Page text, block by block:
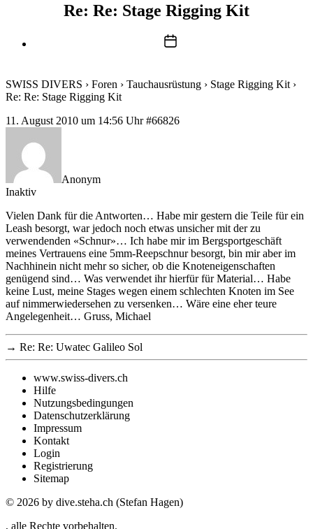
Re: Re: Stage Rigging Kit
Beitragsdatum
SWISS DIVERS › Foren › Tauchausrüstung › Stage Rigging Kit ›
Re: Re: Stage Rigging Kit
11. August 2010 um 14:56 Uhr #66826
Anonym
Inaktiv
Vielen Dank für die Antworten… Habe mir gestern die Teile für ein
Leash besorgt, war jedoch noch etwas unsicher mit der zu
verwendenden «Schnur»… Ich habe mir im Bergsportgeschäft
meines Vertrauens eine 5mm-Reepschnur besorgt, bin mir aber im
Nachhinein nicht mehr so sicher, ob die Knoteneigenschaften
genügend sind… Was verwendet ihr hierfür für Material… Habe
keine Lust, meine Stages wegen einem schlechten Knoten im See
auf nimmerwiedersehen zu versenken… Wäre eine eher teure
Angelegenheit… Gruss, Michael
→ Re: Re: Uwatec Galileo Sol
www.swiss-divers.ch
Hilfe
Nutzungsbedingungen
Datenschutzerklärung
Impressum
Kontakt
Login
Registrierung
Sitemap
© 2026 by dive.steha.ch (Stefan Hagen)
, alle Rechte vorbehalten.